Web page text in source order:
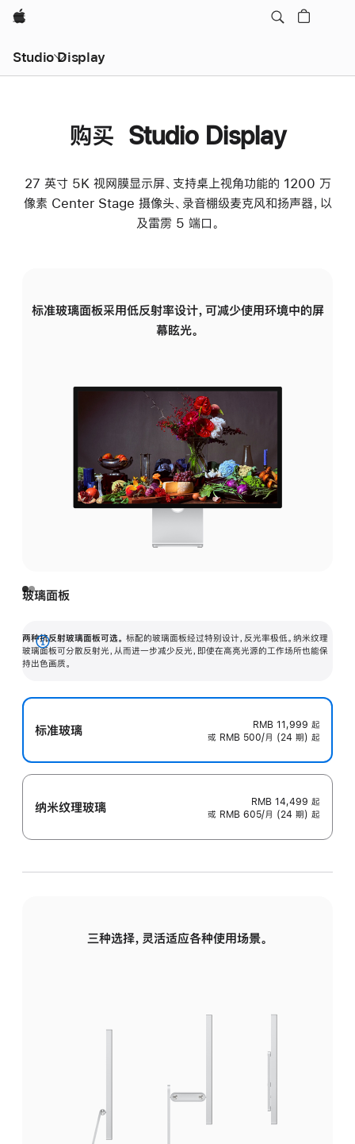
Apple
Studio Display
购买 Studio Display
27 英寸 5K 视网膜显示屏、支持桌上视角功能的 1200 万
像素 Center Stage 摄像头、录音棚级麦克风和扬声器，以
及雷雳 5 端口。
标准玻璃面板采用低反射率设计，可减少使用环境中的屏
幕眩光。
玻璃面板
两种抗反射玻璃面板可选。 标配的玻璃面板经过特别设计，反光率极低。纳米纹理
玻璃面板可分散反射光，从而进一步减少反光，即使在高亮光源的工作场所也能保
持出色画质。
展
开
标准玻璃 RMB 11,999 起
或 RMB 500/月 (24 期) 起
纳米纹理玻璃 RMB 14,499 起
或 RMB 605/月 (24 期) 起
三种选择，灵活适应各种使用场景。